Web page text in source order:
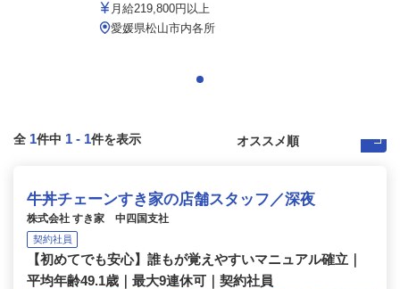
月給219,800円以上
愛媛県松山市内各所
全 1件中 1 - 1件を表示
牛丼チェーンすき家の店舗スタッフ／深夜
株式会社 すき家 中四国支社
契約社員
【初めてでも安心】誰もが覚えやすいマニュアル確立｜
平均年齢49.1歳｜最大9連休可｜契約社員